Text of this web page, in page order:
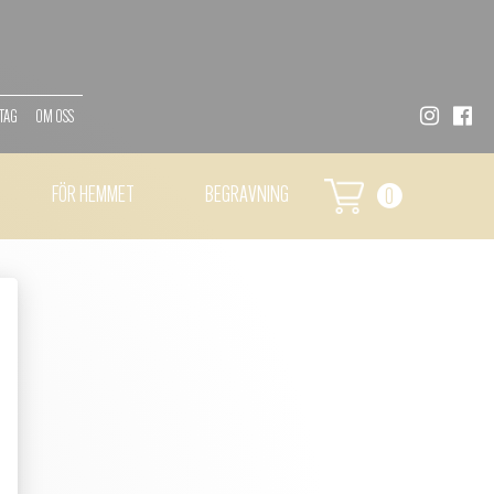
OM OSS
FÖR HEMMET BEGRAVNING 0